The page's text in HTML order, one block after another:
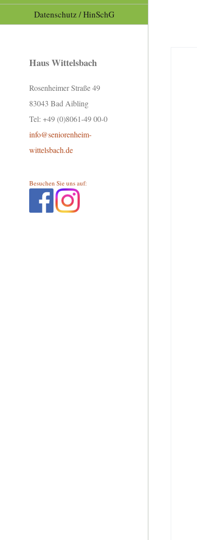
Datenschutz / HinSchG
Haus Wittelsbach
Rosenheimer Straße 49
83043 Bad Aibling
Tel: +49 (0)8061-49 00-0
info@seniorenheim-
wittelsbach.de
Besuchen Sie uns auf: